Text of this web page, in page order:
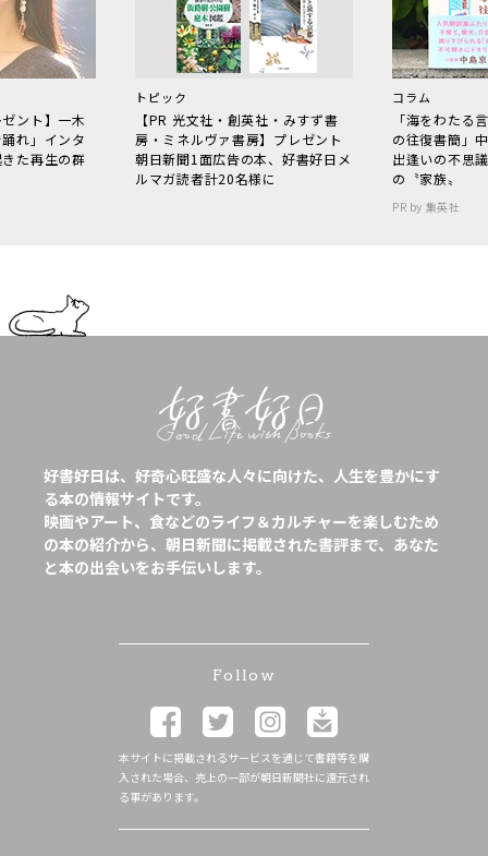
ント】一木
れ」インタ
た再生の群
トピック
【PR 光文社・創英社・みすず書
房・ミネルヴァ書房】プレゼント
朝日新聞1面広告の本、好書好日メ
ルマガ読者計20名様に
コラム
「海をわた
の往復書簡」
出逢いの不思
の〝家族〟
PR by 集英社
好書好日は、好奇心旺盛な人々に向けた、人生を豊かにす
る本の情報サイトです。
映画やアート、食などのライフ＆カルチャーを楽しむため
の本の紹介から、朝日新聞に掲載された書評まで、あなた
と本の出会いをお手伝いします。
Follow
本サイトに掲載されるサービスを通じて書籍等を購
入された場合、売上の一部が朝日新聞社に還元され
る事があります。